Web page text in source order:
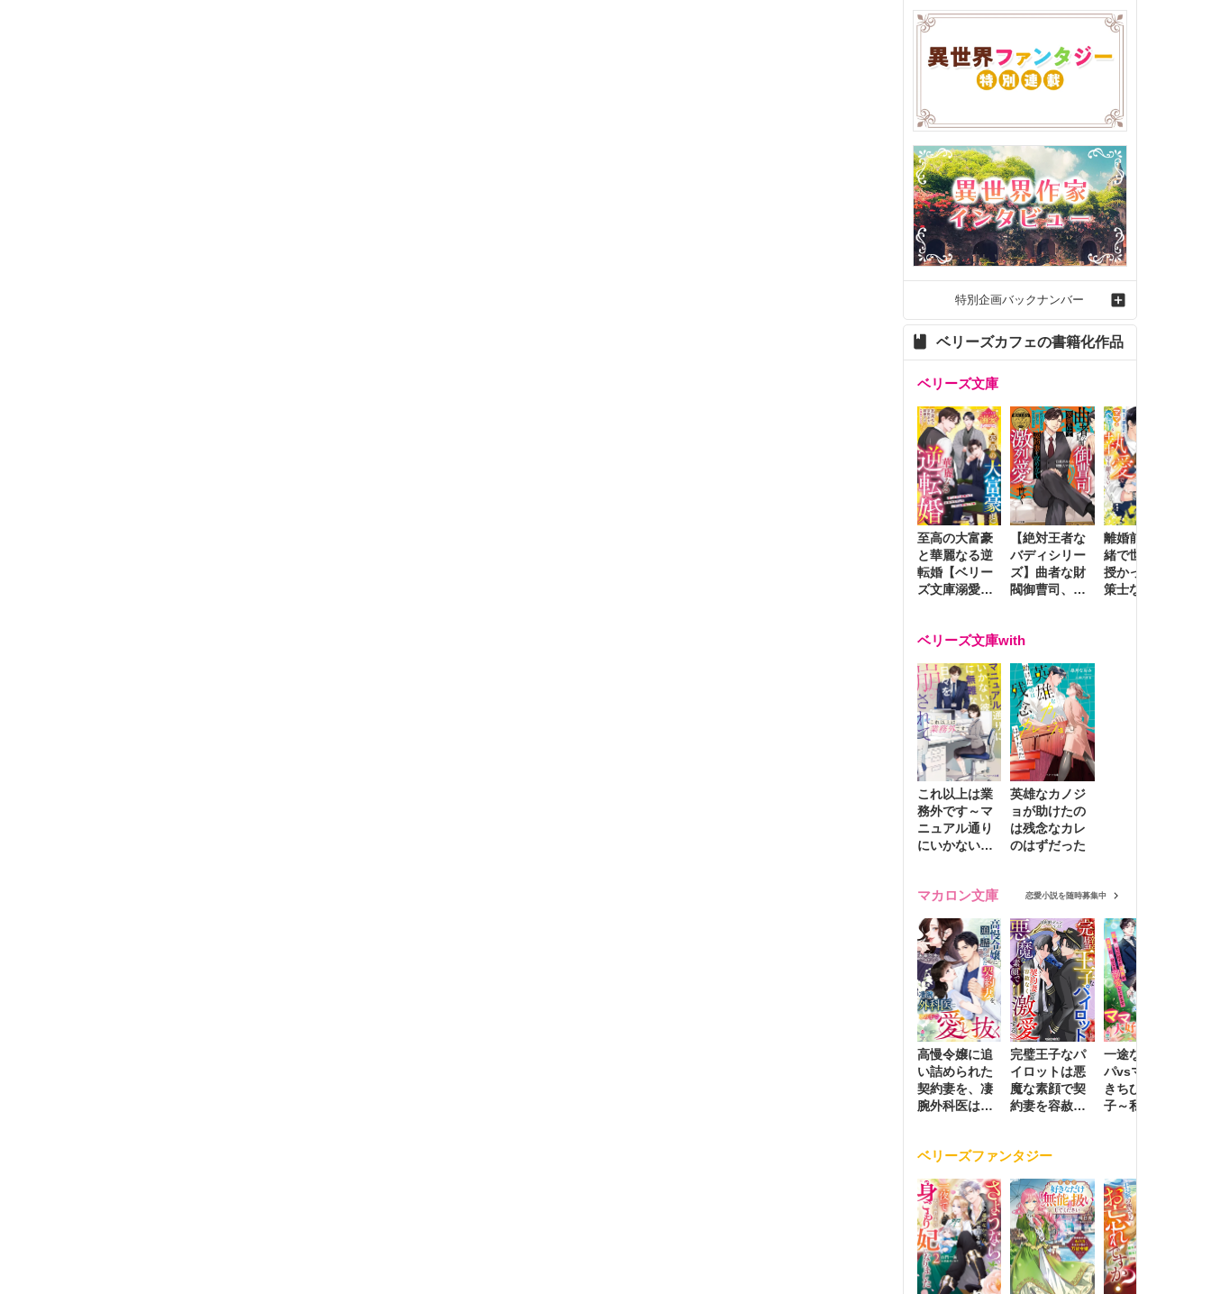
特別企画バックナンバー
ベリーズカフェの書籍化作品
ベリーズ文庫
至高の大富豪
と華麗なる逆
転婚【ベリー
ズ文庫溺愛ア
【絶対王者な
バディシリー
ズ】曲者な財
閥御曹司、笑
激烈愛で貫く
離婚前夜に内
緒で世継ぎを
授かったら～
策士な御曹司
ベリーズ文庫with
これ以上は業
務外です～マ
ニュアル通り
にいかない彼
英雄なカノジ
ョが助けたの
は残念なカレ
のはずだった
マカロン文庫 恋愛小説を随時募集中
高慢令嬢に追
い詰められた
契約妻を、凄
腕外科医はこ
完璧王子なパ
イロットは悪
魔な素顔で契
約妻を容赦な
一途な社長パ
パvsママ大好
きちびっこ息
子～私を捨て
ベリーズファンタジー